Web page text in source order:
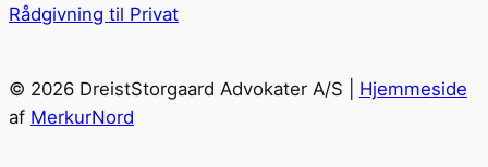
Rådgivning til Privat
© 2026 DreistStorgaard Advokater A/S | Hjemmeside
af MerkurNord